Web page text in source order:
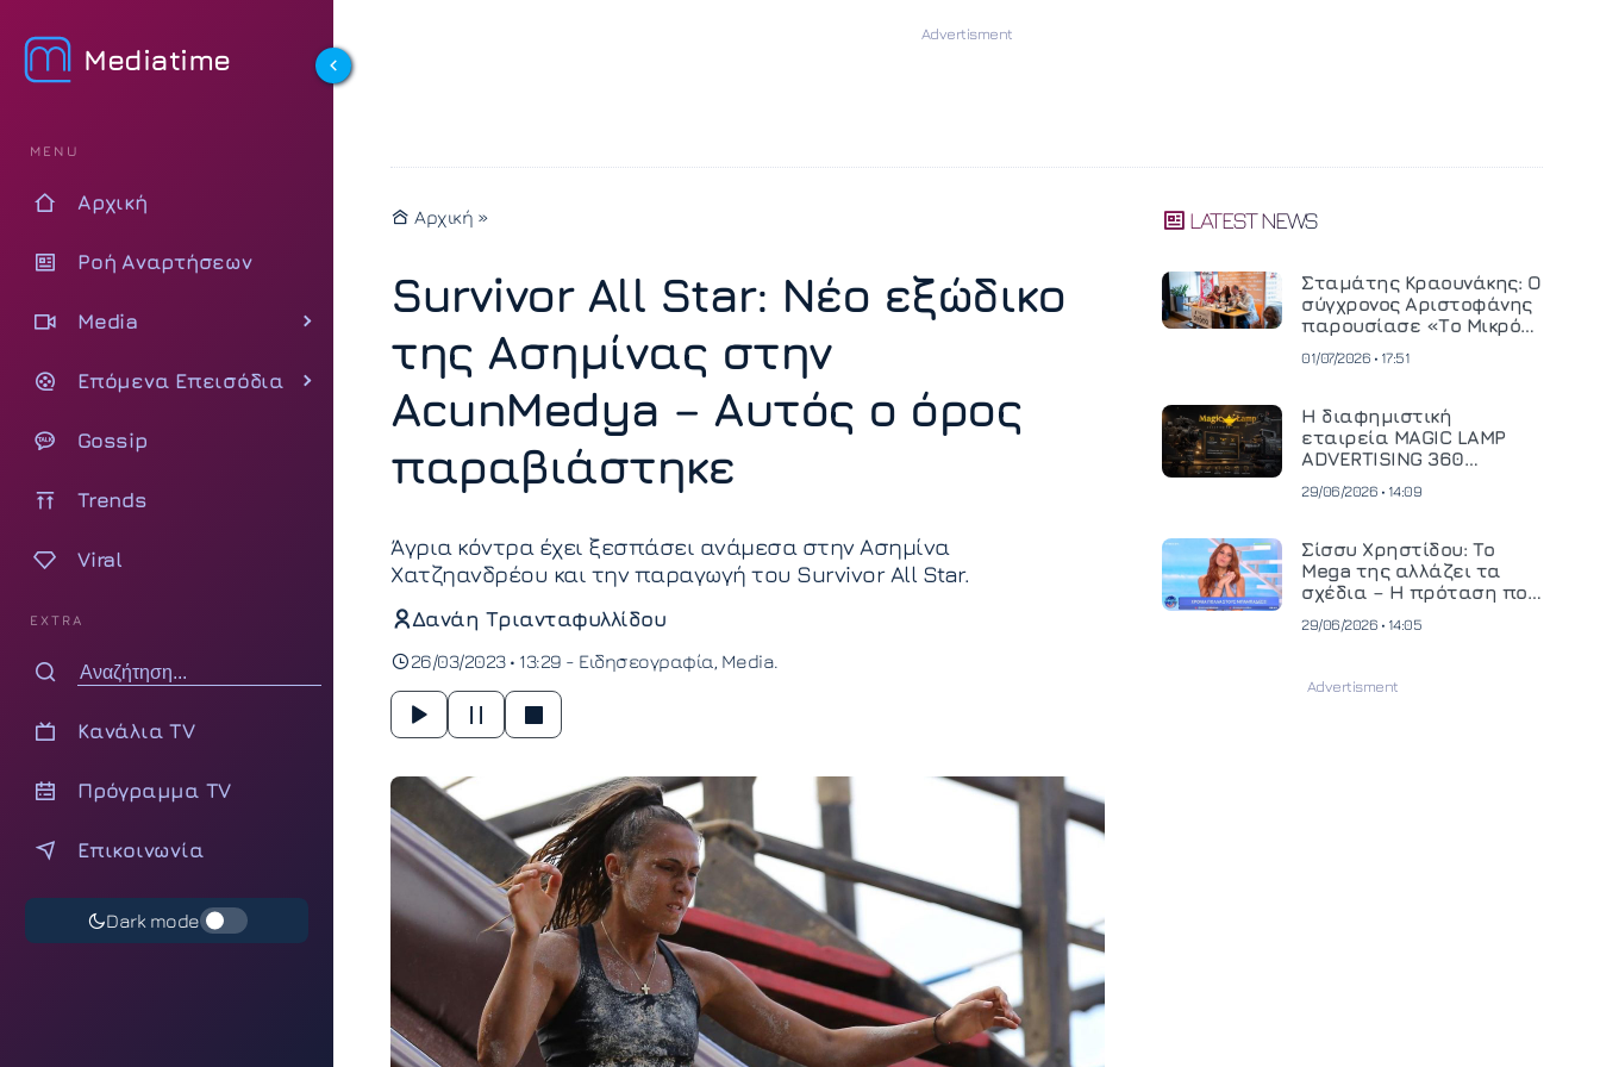
Mediatime
MENU
Αρχική
Ροή Αναρτήσεων
Media
Επόμενα Επεισόδια
Gossip
Trends
Viral
EXTRA
Κανάλια TV
Πρόγραμμα TV
Επικοινωνία
Dark mode
Αρχική »
Survivor All Star: Νέο εξώδικο
της Ασημίνας στην
AcunMedya – Αυτός ο όρος
παραβιάστηκε
Άγρια κόντρα έχει ξεσπάσει ανάμεσα στην Ασημίνα
Χατζηανδρέου και την παραγωγή του Survivor All Star.
Δανάη Τριανταφυλλίδου
26/03/2023 • 13:29 - Ειδησεογραφία Media
LATEST NEWS
Σταμάτης Κραουνάκης: Ο
σύγχρονος Αριστοφάνης
παρουσίασε «Το Μικρό
01/07/2026 • 17:51
Η διαφημιστική
εταιρεία MAGIC LAMP
ADVERTISING 360
κινηματογραφική
και ανεβάζει τον πήχη
στην παραγωγή
οπτικοακουστικού
περιεχομένου
29/06/2026 • 14:09
Σίσσυ Χρηστίδου: Το
Mega της αλλάζει τα
σχέδια – Η πρόταση που
29/06/2026 • 14:05